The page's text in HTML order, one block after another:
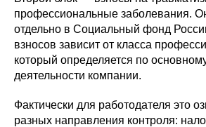
профессиональные заболевания.
отдельно в Социальный фонд
взносов зависит от класса
который определяется по
деятельности компании.
Фактически для работодателя это
разных направления контроля: